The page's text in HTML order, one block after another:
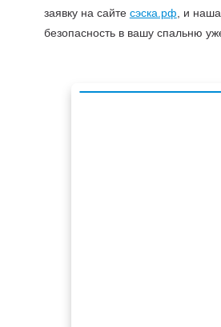
заявку на сайте сэска.рф , и
безопасность в вашу спальню